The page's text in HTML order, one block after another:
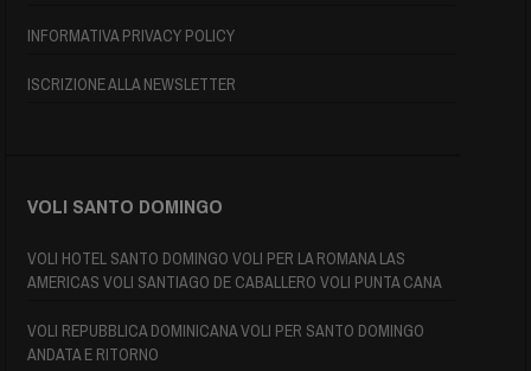
INFORMATIVA PRIVACY POLICY
ISCRIZIONE ALLA NEWSLETTER
VOLI SANTO DOMINGO
VOLI HOTEL SANTO DOMINGO VOLI PER LA ROMANA LAS
AMERICAS VOLI SANTIAGO DE CABALLERO VOLI PUNTA CANA
VOLI REPUBBLICA DOMINICANA VOLI PER SANTO DOMINGO
ANDATA E RITORNO